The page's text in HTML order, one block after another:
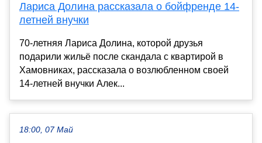
Лариса Долина рассказала о бойфренде 14-
летней внучки
70-летняя Лариса Долина, которой друзья
подарили жильё после скандала с квартирой в
Хамовниках, рассказала о возлюбленном своей
14-летней внучки Алек...
18:00, 07 Май